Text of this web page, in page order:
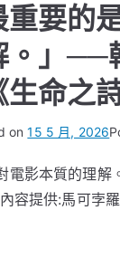
重要的
。」──
命之詩
on15 5 月, 2026
電影本質的理
容提供:馬可孛